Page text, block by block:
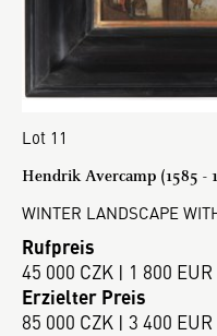
Lot 11
Hendrik Avercamp (1585 -
WINTER LANDSCAPE
Rufpreis
45 000 CZK | 1 800 EUR
Erzielter Preis
85 000 CZK | 3 400 EUR